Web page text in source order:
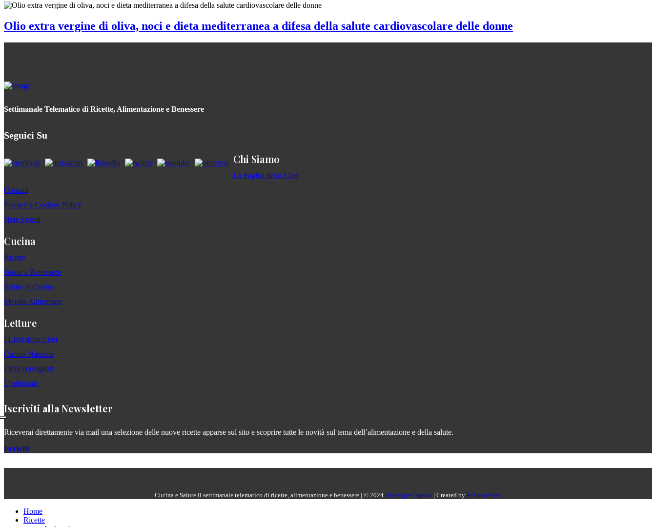
Olio extra vergine di oliva, noci e dieta mediterranea a difesa della salute cardiovascolare delle donne
Settimanale Telematico di Ricette, Alimentazione e Benessere
Seguici Su
Chi Siamo
La Pagina dello Chef
Contatti
Privacy e Cookies Policy
Note Legali
Cucina
Ricette
Gusto e Benessere
Salute in Cucina
Mondo Alimentare
Letture
I Libri dello Chef
Cucina Naturale
I libri consigliati
L'editoriale
Iscriviti alla Newsletter
Riceverai direttamente via mail una selezione delle nuove ricette apparse sul sito e scoprire tutte le novità sul tema dell’alimentazione e della salute.
Iscriviti
Cucina e Salute il settimanale telematico di ricette, alimentazione e benessere | © 2024 Giuseppe Capano | Created by AchromeWeb
Home
Ricette